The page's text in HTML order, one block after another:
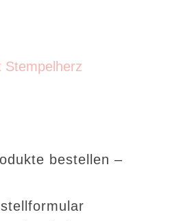
bestellen –